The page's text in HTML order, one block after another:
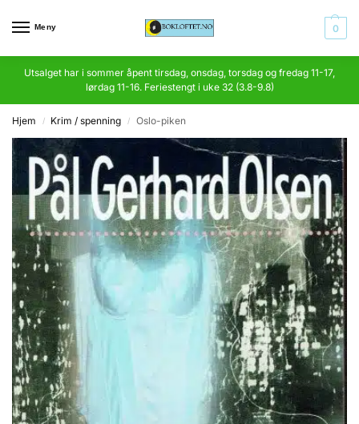
Meny 0
Utsalget har i sommer åpent tirsdag, onsdag, torsdag og fredag 11-17,
lørdag 11-16. Feriestengt i uke 32 (3.8-9.8)
Hjem / Krim / spenning / Oslo-piken